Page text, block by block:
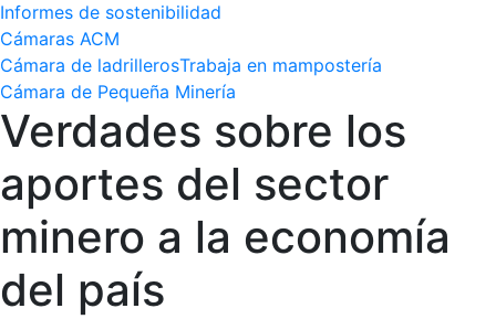
Informes de sostenibilidad
Cámaras ACM
Cámara de ladrillerosTrabaja en mampostería
Cámara de Pequeña Minería
Verdades sobre los
aportes del sector
minero a la economía
del país